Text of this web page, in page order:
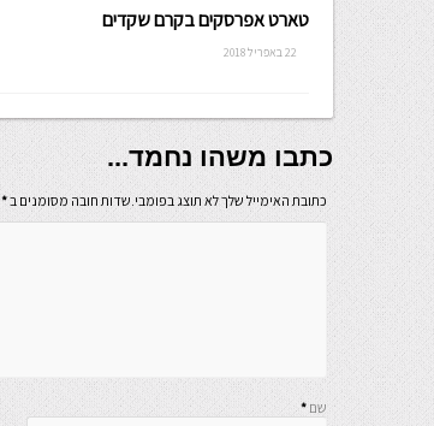
טארט אפרסקים בקרם שקדים
22 באפריל 2018
כתבו משהו נחמד...
כתובת האימייל שלך לא תוצג בפומבי.שדות חובה מסומנים ב*
שם *